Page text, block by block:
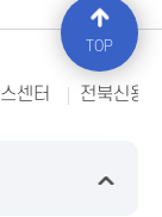
센터 전북신용
TOP